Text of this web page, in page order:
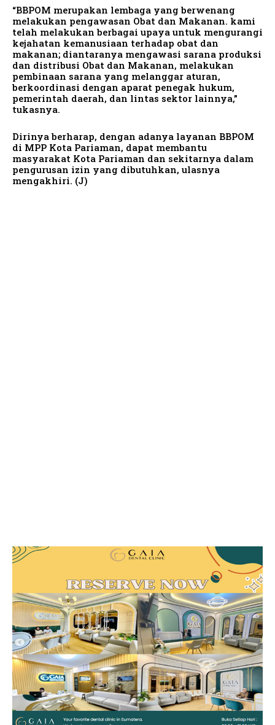
“BBPOM merupakan lembaga yang berwenang
melakukan pengawasan Obat dan Makanan. kami
telah melakukan berbagai upaya untuk mengurangi
kejahatan kemanusiaan terhadap obat dan
makanan; diantaranya mengawasi sarana produksi
dan distribusi Obat dan Makanan, melakukan
pembinaan sarana yang melanggar aturan,
berkoordinasi dengan aparat penegak hukum,
pemerintah daerah, dan lintas sektor lainnya,”
tukasnya.
Dirinya berharap, dengan adanya layanan BBPOM
di MPP Kota Pariaman, dapat membantu
masyarakat Kota Pariaman dan sekitarnya dalam
pengurusan izin yang dibutuhkan, ulasnya
mengakhiri. (J)